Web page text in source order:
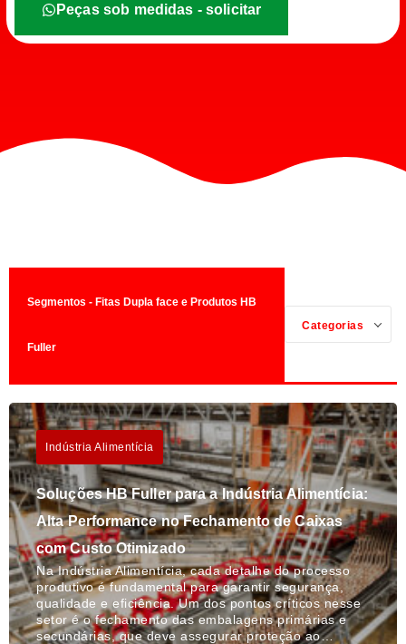
Peças sob medidas - solicitar
Segmentos - Fitas Dupla face e Produtos HB
Fuller
Categorias
Indústria Alimentícia
Soluções HB Fuller para a Indústria Alimentícia:
Alta Performance no Fechamento de Caixas
com Custo Otimizado
Na Indústria Alimentícia, cada detalhe do processo
produtivo é fundamental para garantir segurança,
qualidade e eficiência. Um dos pontos críticos nesse
setor é o fechamento das embalagens primárias e
secundárias, que deve assegurar proteção ao…